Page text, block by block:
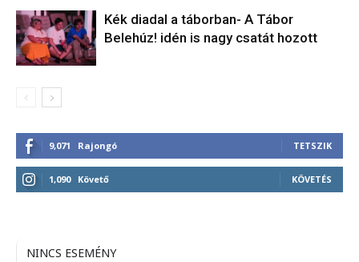
Kék diadal a táborban- A Tábor
Belehúz! idén is nagy csatát hozott
9,071 Rajongó TETSZIK
1,090 Követő KÖVETÉS
NINCS ESEMÉNY